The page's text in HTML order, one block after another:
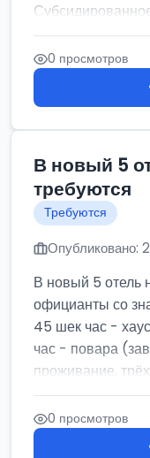
Авансы по...
0 просмотров
В новый 5
требуются
Требуются
Опубликовано:
В новый 5 отель
официанты со
45 шек час -
час - повара
проживание,
0 просмотров